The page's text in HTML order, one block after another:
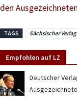
den Ausgezeichneten
TAGS Sächsischer
Empfohlen auf LZ
Deutscher